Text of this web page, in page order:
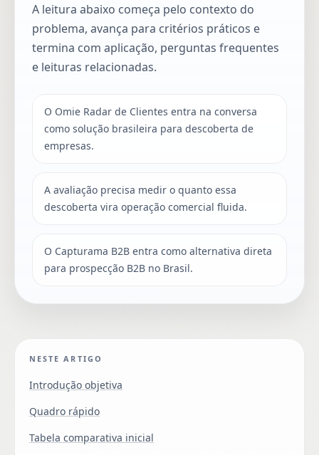
A leitura abaixo começa pelo contexto do
problema, avança para critérios práticos e
termina com aplicação, perguntas frequentes
e leituras relacionadas.
O Omie Radar de Clientes entra na conversa
como solução brasileira para descoberta de
empresas.
A avaliação precisa medir o quanto essa
descoberta vira operação comercial fluida.
O Capturama B2B entra como alternativa direta
para prospecção B2B no Brasil.
NESTE ARTIGO
Introdução objetiva
Quadro rápido
Tabela comparativa inicial